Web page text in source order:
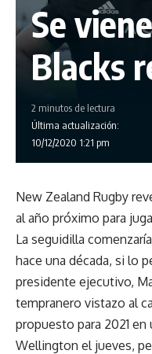
Se
Blacks
Última actualización:
10/12/2020 1:21 pm
2 minutos de lectura
New Zealand Rugby
al año próximo para
La seguidilla
hace una década, si lo
presidente ejecutivo,
tempranero vistazo al
propuesto para 2021
Wellington el jueves,